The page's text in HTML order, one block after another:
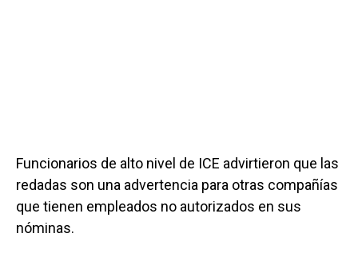
Funcionarios de alto nivel de ICE advirtieron que las
redadas son una advertencia para otras compañías
que tienen empleados no autorizados en sus
nóminas.